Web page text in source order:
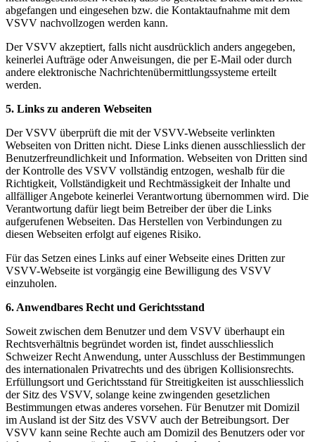
abgefangen und eingesehen bzw. die Kontaktaufnahme mit dem
VSVV nachvollzogen werden kann.
Der VSVV akzeptiert, falls nicht ausdrücklich anders angegeben,
keinerlei Aufträge oder Anweisungen, die per E-Mail oder durch
andere elektronische Nachrichtenübermittlungssysteme erteilt
werden.
5. Links zu anderen Webseiten
Der VSVV überprüft die mit der VSVV-Webseite verlinkten
Webseiten von Dritten nicht. Diese Links dienen ausschliesslich der
Benutzerfreundlichkeit und Information. Webseiten von Dritten sind
der Kontrolle des VSVV vollständig entzogen, weshalb für die
Richtigkeit, Vollständigkeit und Rechtmässigkeit der Inhalte und
allfälliger Angebote keinerlei Verantwortung übernommen wird. Die
Verantwortung dafür liegt beim Betreiber der über die Links
aufgerufenen Webseiten. Das Herstellen von Verbindungen zu
diesen Webseiten erfolgt auf eigenes Risiko.
Für das Setzen eines Links auf einer Webseite eines Dritten zur
VSVV-Webseite ist vorgängig eine Bewilligung des VSVV
einzuholen.
6. Anwendbares Recht und Gerichtsstand
Soweit zwischen dem Benutzer und dem VSVV überhaupt ein
Rechtsverhältnis begründet worden ist, findet ausschliesslich
Schweizer Recht Anwendung, unter Ausschluss der Bestimmungen
des internationalen Privatrechts und des übrigen Kollisionsrechts.
Erfüllungsort und Gerichtsstand für Streitigkeiten ist ausschliesslich
der Sitz des VSVV, solange keine zwingenden gesetzlichen
Bestimmungen etwas anderes vorsehen. Für Benutzer mit Domizil
im Ausland ist der Sitz des VSVV auch der Betreibungsort. Der
VSVV kann seine Rechte auch am Domizil des Benutzers oder vor